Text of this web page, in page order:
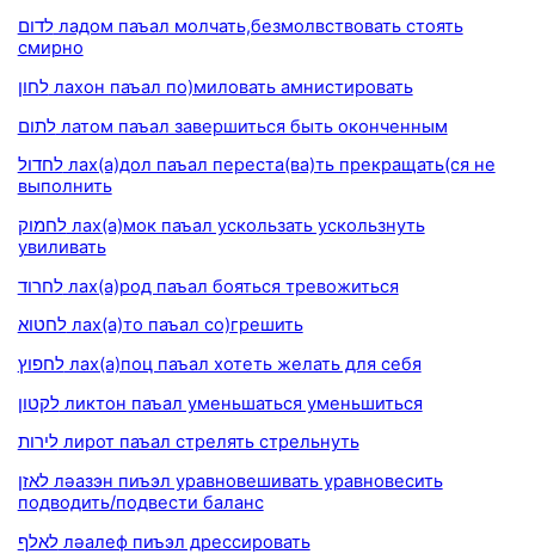
לדום ладом паъал молчать,безмолвствовать стоять
смирно
לחון лахон паъал по)миловать амнистировать
לתום латом паъал завершиться быть оконченным
לחדול лах(а)дол паъал переста(ва)ть прекращать(ся не
выполнить
לחמוק лах(а)мок паъал ускользать ускользнуть
увиливать
לחרוד лах(а)род паъал бояться тревожиться
לחטוא лах(а)то паъал со)грешить
לחפוץ лах(а)поц паъал хотеть желать для себя
לקטון ликтон паъал уменьшаться уменьшиться
לירות лирот паъал стрелять стрельнуть
לאזן ләазэн пиъэл уравновешивать уравновесить
подводить/подвести баланс
לאלף ләалеф пиъэл дрессировать